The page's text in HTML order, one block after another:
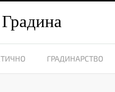
Градина
ГРАДИНАРСТВО